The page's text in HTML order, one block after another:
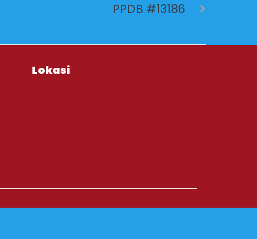
PPDB #13186
Lokasi